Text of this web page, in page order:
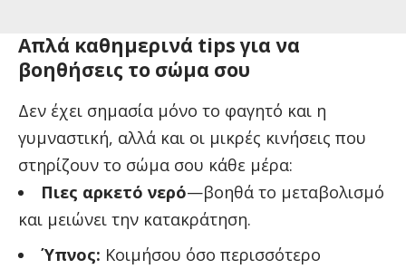
Απλά καθημερινά tips για να
βοηθήσεις το σώμα σου
Δεν έχει σημασία μόνο το φαγητό και η
γυμναστική, αλλά και οι μικρές κινήσεις που
στηρίζουν το σώμα σου κάθε μέρα:
Πιες αρκετό νερό—βοηθά το μεταβολισμό
και μειώνει την κατακράτηση.
Ύπνος: Κοιμήσου όσο περισσότερο